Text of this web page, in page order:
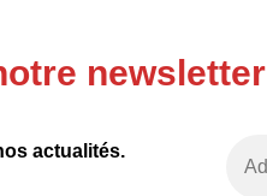
newsletter
actualités.